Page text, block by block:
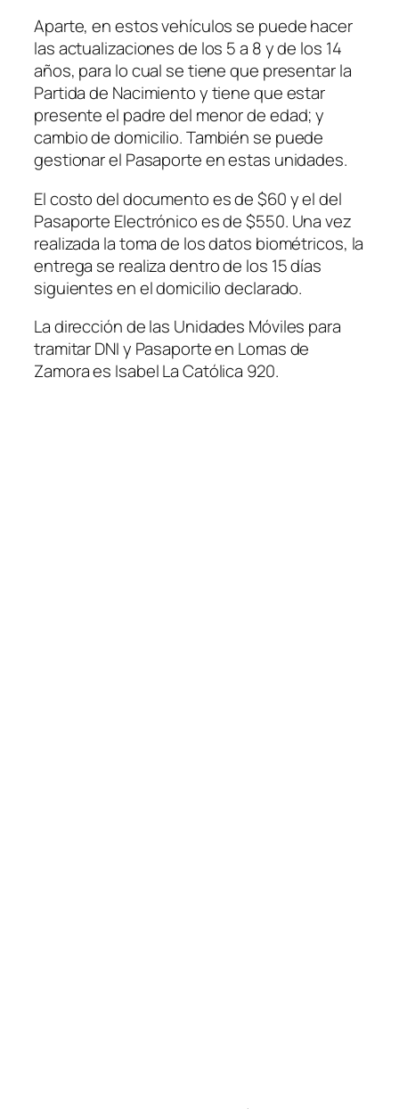
Aparte, en estos vehículos se puede hacer
las actualizaciones de los 5 a 8 y de los 14
años, para lo cual se tiene que presentar la
Partida de Nacimiento y tiene que estar
presente el padre del menor de edad; y
cambio de domicilio. También se puede
gestionar el Pasaporte en estas unidades.
El costo del documento es de $60 y el del
Pasaporte Electrónico es de $550. Una vez
realizada la toma de los datos biométricos, la
entrega se realiza dentro de los 15 días
siguientes en el domicilio declarado.
La dirección de las Unidades Móviles para
tramitar DNI y Pasaporte en Lomas de
Zamora es Isabel La Católica 920.